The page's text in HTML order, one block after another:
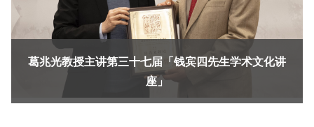
葛兆光教授主讲第三十七届「钱宾四先生学术文化讲
座」